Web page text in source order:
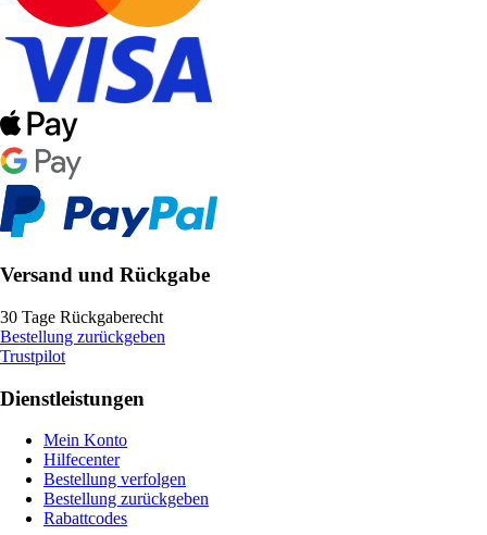
Versand und Rückgabe
30 Tage Rückgaberecht
Bestellung zurückgeben
Trustpilot
Dienstleistungen
Mein Konto
Hilfecenter
Bestellung verfolgen
Bestellung zurückgeben
Rabattcodes